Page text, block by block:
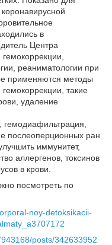
в
Центра
реаниматологии при
применяются методы
такие
удаление
гемодиафильтрация,
послеоперционных ран
иммунитет,
аллергенов, токсинов
в крови.
посмотреть по
noy-detoksikacii-
posts/342633952